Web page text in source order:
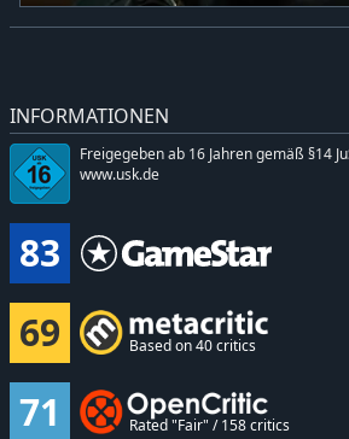
INFORMATIONEN
Freigegeben ab 16 Jahren gemäß §14
www.usk.de
83
69
Based on 40 critics
71 Rated "Fair" / 158 critics